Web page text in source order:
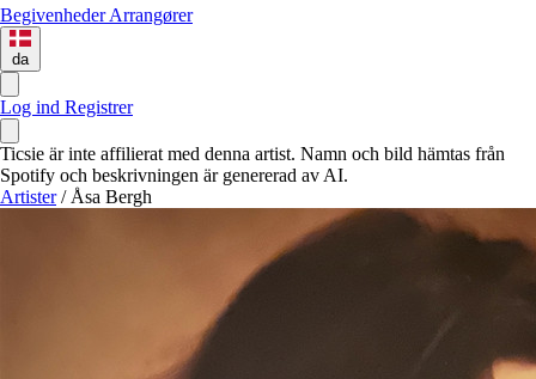
BegivenhederArrangører
da
Log ind Registrer
Ticsie är inte affilierat med denna artist. Namn och bild hämtas från
Spotify och beskrivningen är genererad av AI.
Artister / Åsa Bergh